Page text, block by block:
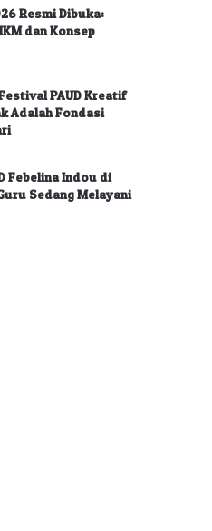
Resmi Dibuka:
dan Konsep
PAUD Kreatif
Adalah Fondasi
Febelina Indou di
Sedang Melayani